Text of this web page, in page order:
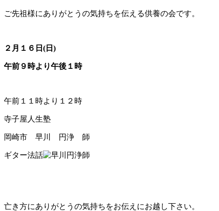
ご先祖様にありがとうの気持ちを伝える供養の会です。
２月１６日(日)
午前９時より午後１時
午前１１時より１２時
寺子屋人生塾
岡崎市 早川 円浄 師
ギター法話
亡き方にありがとうの気持ちをお伝えにお越し下さい。